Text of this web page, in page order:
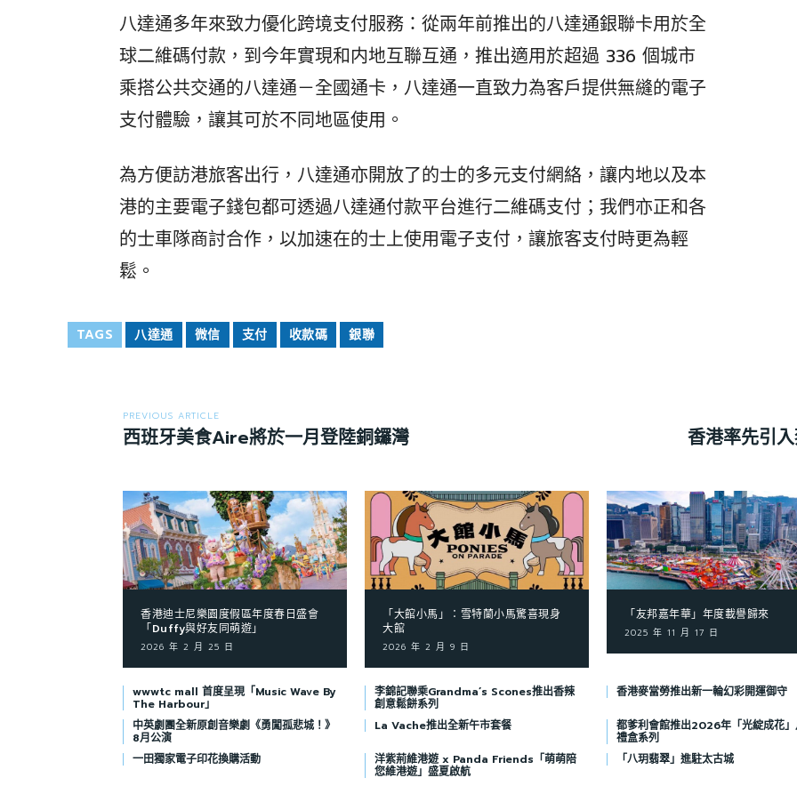
八達通多年來致力優化跨境支付服務：從兩年前推出的八達通銀聯卡用於全
球二維碼付款，到今年實現和内地互聯互通，推出適用於超過 336 個城市
乘搭公共交通的八達通－全國通卡，八達通一直致力為客戶提供無縫的電子
支付體驗，讓其可於不同地區使用。
為方便訪港旅客出行，八達通亦開放了的士的多元支付網絡，讓内地以及本
港的主要電子錢包都可透過八達通付款平台進行二維碼支付；我們亦正和各
的士車隊商討合作，以加速在的士上使用電子支付，讓旅客支付時更為輕
鬆。
TAGS 八達通 微信 支付 收款碼 銀聯
PREVIOUS ARTICLE
西班牙美食Aire將於一月登陸銅鑼灣 香港率先引
香港迪士尼樂園度假區年度春日盛會
「Duffy與好友同萌遊」
2026 年 2 月 25 日
「大館小馬」：雪特蘭小馬驚喜現身
大館
2026 年 2 月 9 日
「友邦嘉年華」年度載譽歸來
2025 年 11 月 17 日
wwwtc mall 首度呈現「Music Wave By
The Harbour」
李錦記聯乘Grandma’s Scones推出香辣
創意鬆餅系列
香港麥當勞推出新一輪幻彩開運御守
中英劇團全新原創音樂劇《勇闖孤悲城！》
8月公演
La Vache推出全新午市套餐 都爹利會館推出2026年「光綻成花
禮盒系列
一田獨家電子印花換購活動
洋紫荊維港遊 x Panda Friends「萌萌陪
您維港遊」盛夏啟航
「八玥翡翠」進駐太古城